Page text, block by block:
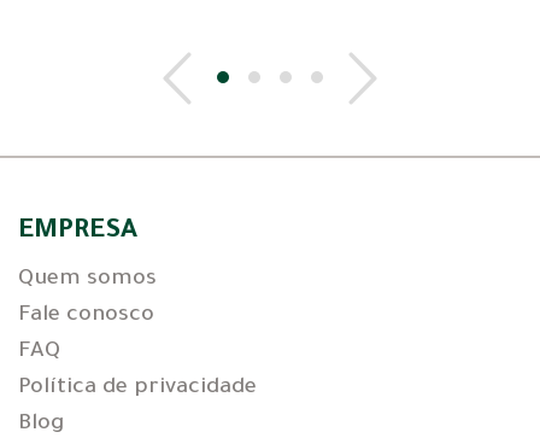
EMPRESA
Quem somos
Fale conosco
FAQ
Política de privacidade
Blog